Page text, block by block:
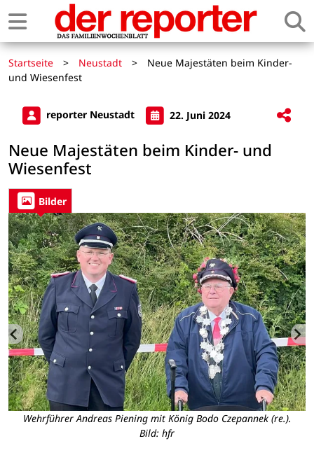
Startseite > Neustadt >
Neue Majestäten beim Kinder-
und Wiesenfest
reporter Neustadt 22. Juni 2024
Neue Majestäten beim Kinder- und
Wiesenfest
Bilder
Wehrführer Andreas Piening mit König Bodo Czepannek (re.).
Bild: hfr